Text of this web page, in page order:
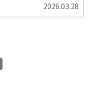
2026.03.28